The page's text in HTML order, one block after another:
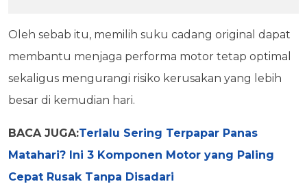
Oleh sebab itu, memilih suku cadang original dapat
membantu menjaga performa motor tetap optimal
sekaligus mengurangi risiko kerusakan yang lebih
besar di kemudian hari.
BACA JUGA:Terlalu Sering Terpapar Panas
Matahari? Ini 3 Komponen Motor yang Paling
Cepat Rusak Tanpa Disadari